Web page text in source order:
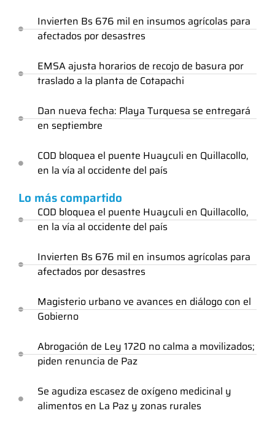
Invierten Bs 676 mil en insumos agrícolas para
afectados por desastres
EMSA ajusta horarios de recojo de basura por
traslado a la planta de Cotapachi
Dan nueva fecha: Playa Turquesa se entregará
en septiembre
COD bloquea el puente Huayculi en Quillacollo,
en la vía al occidente del país
Lo más compartido
COD bloquea el puente Huayculi en Quillacollo,
en la vía al occidente del país
Invierten Bs 676 mil en insumos agrícolas para
afectados por desastres
Magisterio urbano ve avances en diálogo con el
Gobierno
Abrogación de Ley 1720 no calma a movilizados;
piden renuncia de Paz
Se agudiza escasez de oxígeno medicinal y
alimentos en La Paz y zonas rurales